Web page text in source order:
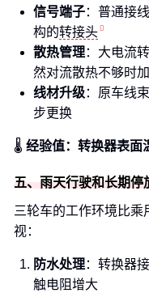
信号端子：普通接
构的转接头
散热管理：大电流
然对流散热不够时
线材升级：原车线
步更换
🌡️ 经验值：转换器表
五、雨天行驶和长期停
三轮车的工作环境比
视：
防水处理：转换器
触电阻增大